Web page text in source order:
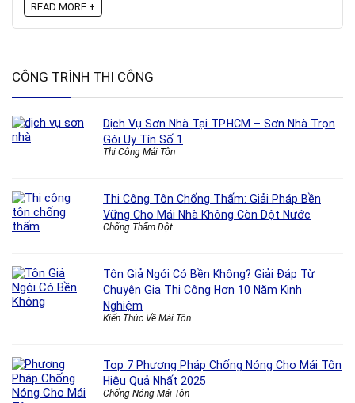
READ MORE +
CÔNG TRÌNH THI CÔNG
Dịch Vụ Sơn Nhà Tại TP.HCM – Sơn Nhà Trọn
Gói Uy Tín Số 1
Thi Công Mái Tôn
Thi Công Tôn Chống Thấm: Giải Pháp Bền
Vững Cho Mái Nhà Không Còn Dột Nước
Chống Thấm Dột
Tôn Giả Ngói Có Bền Không? Giải Đáp Từ
Chuyên Gia Thi Công Hơn 10 Năm Kinh
Nghiệm
Kiến Thức Về Mái Tôn
Top 7 Phương Pháp Chống Nóng Cho Mái Tôn
Hiệu Quả Nhất 2025
Chống Nóng Mái Tôn